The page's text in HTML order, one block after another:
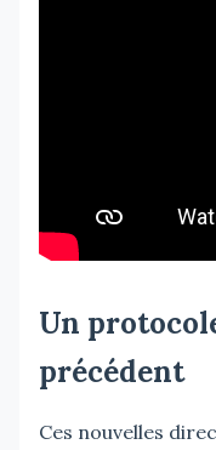
Un
précédent
Ces nouvelles